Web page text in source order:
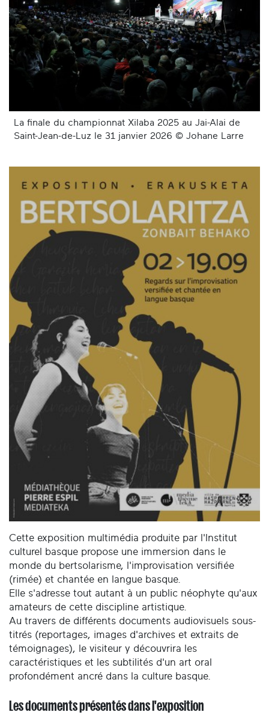
La finale du championnat Xilaba 2025 au Jai-Alai de
Saint-Jean-de-Luz le 31 janvier 2026 © Johane Larre
Cette exposition multimédia produite par l'Institut
culturel basque propose une immersion dans le
monde du bertsolarisme, l'improvisation versifiée
(rimée) et chantée en langue basque.
Elle s'adresse tout autant à un public néophyte qu'aux
amateurs de cette discipline artistique.
Au travers de différents documents audiovisuels sous-
titrés (reportages, images d'archives et extraits de
témoignages), le visiteur y découvrira les
caractéristiques et les subtilités d'un art oral
profondément ancré dans la culture basque.
Les documents présentés dans l'exposition